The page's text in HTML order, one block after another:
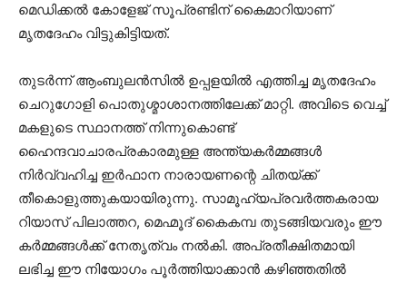
മെഡിക്കൽ കോളേജ് സൂപ്രണ്ടിന് കൈമാറിയാണ്
മൃതദേഹം വിട്ടുകിട്ടിയത്.
തുടർന്ന് ആംബുലൻസിൽ ഉപ്പളയിൽ എത്തിച്ച മൃതദേഹം
ചെറുഗോളി പൊതുശ്മാശാനത്തിലേക്ക് മാറ്റി. അവിടെ വെച്ച്
മകളുടെ സ്ഥാനത്ത് നിന്നുകൊണ്ട്
ഹൈന്ദവാചാരപ്രകാരമുള്ള അന്ത്യകർമ്മങ്ങൾ
നിർവ്വഹിച്ച ഇർഫാന നാരായണന്റെ ചിതയ്ക്ക്
തീകൊളുത്തുകയായിരുന്നു. സാമൂഹ്യപ്രവർത്തകരായ
റിയാസ് പിലാത്തറ, മെഹ്മൂദ് കൈകമ്പ തുടങ്ങിയവരും ഈ
കർമ്മങ്ങൾക്ക് നേതൃത്വം നൽകി. അപ്രതീക്ഷിതമായി
ലഭിച്ച ഈ നിയോഗം പൂർത്തിയാക്കാൻ കഴിഞ്ഞതിൽ